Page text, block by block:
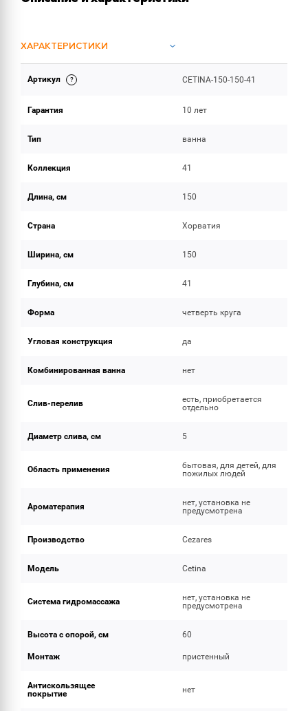
ХАРАКТЕРИСТИКИ
ОБЪЕМ ПОСТАВКИ
Артикул CETINA-150-150-41
Гарантия 10 лет
Тип ванна
Коллекция 41
Длина, см 150
Страна Хорватия
Ширина, см 150
Глубина, см 41
Форма четверть круга
Угловая конструкция да
Комбинированная ванна нет
Слив-перелив
есть, приобретается
отдельно
Диаметр слива, см 5
Область применения
бытовая, для детей, для
пожилых людей
Ароматерапия
нет, установка не
предусмотрена
Производство Cezares
Модель Cetina
Система гидромассажа
нет, установка не
предусмотрена
Высота с опорой, см 60
Монтаж пристенный
Антискользящее
покрытие
нет